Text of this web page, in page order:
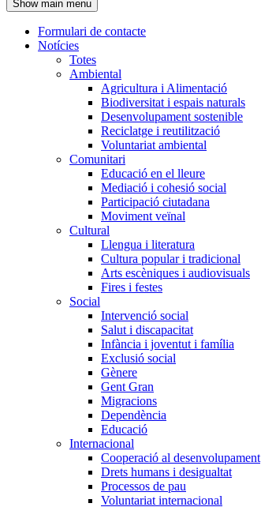
l'encapçalament
Show main menu
Navegació
principal
Formulari de contacte
Notícies
Totes
Ambiental
Agricultura i Alimentació
Biodiversitat i espais naturals
Desenvolupament sostenible
Reciclatge i reutilització
Voluntariat ambiental
Comunitari
Educació en el lleure
Mediació i cohesió social
Participació ciutadana
Moviment veïnal
Cultural
Llengua i literatura
Cultura popular i tradicional
Arts escèniques i audiovisuals
Fires i festes
Social
Intervenció social
Salut i discapacitat
Infància i joventut i família
Exclusió social
Gènere
Gent Gran
Migracions
Dependència
Educació
Internacional
Cooperació al desenvolupament
Drets humans i desigualtat
Processos de pau
Voluntariat internacional